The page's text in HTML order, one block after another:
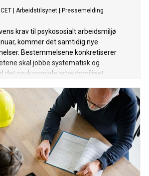
Arbeidstilsynet Pressemelding
krav til psykososialt arbeidsmiljø
kommer det samtidig nye
Bestemmelsene konkretiserer
skal jobbe systematisk og
det psykososiale arbeidsmiljøet.